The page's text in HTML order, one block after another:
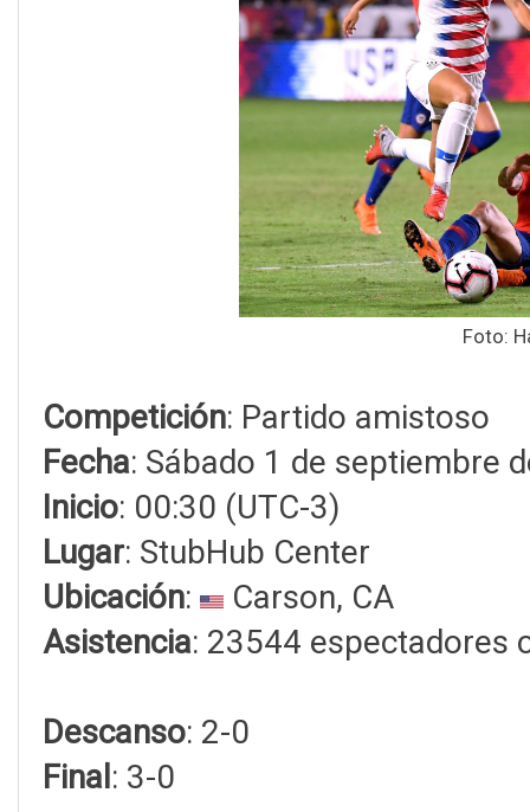
Foto:
Competición: Partido amistoso
Fecha: Sábado 1 de septiembre
Inicio: 00:30 (UTC-3)
Lugar: StubHub Center
Ubicación:
Carson, CA
Asistencia: 23544 espectadores
Descanso: 2-0
Final : 3-0